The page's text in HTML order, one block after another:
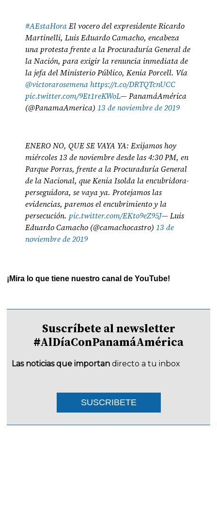
#AEstaHoraEl vocero del expresidente Ricardo
Martinelli, Luis Eduardo Camacho, encabeza
una protesta frente a la Procuraduría General de
la Nación, para exigir la renuncia inmediata de
la jefa del Ministerio Público, Kenia Porcell. Vía
@victorarosemenahttps://t.co/DRTQTcnUCC
pic.twitter.com/9Et1reKWoL— PanamáAmérica
(@PanamaAmerica)13 de noviembre de 2019
ENERO NO, QUE SE VAYA YA: Exijamos hoy
miércoles 13 de noviembre desde las 4:30 PM, en
Parque Porras, frente a la Procuraduría General
de la Nacional, que Kenia Isolda la encubridora-
perseguidora, se vaya ya. Protejamos las
evidencias, paremos el encubrimiento y la
persecución. pic.twitter.com/EKto9eZ95J— Luis
Eduardo Camacho (@camachocastro)13 de
noviembre de 2019
¡Mira lo que tiene nuestro canal de YouTube!
Suscríbete al newsletter
#AlDíaConPanamáAmérica
Las noticias que importan directo a tu inbox
SUSCRIBETE